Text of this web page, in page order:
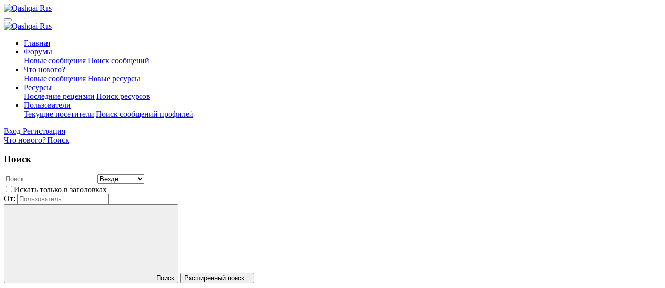
Главная
Форумы
Новые сообщения Поиск сообщений
Что нового?
Новые сообщения Новые ресурсы
Ресурсы
Последние рецензии Поиск ресурсов
Пользователи
Текущие посетители Поиск сообщений профилей
Вход Регистрация
Что нового? Поиск
Поиск
Искать только в заголовках
От:
Поиск Расширенный поиск...